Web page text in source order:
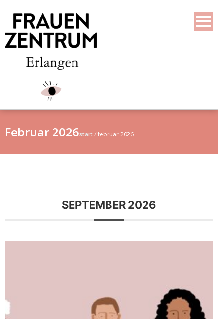
content
Februar 2026start /februar 2026
SEPTEMBER 2026